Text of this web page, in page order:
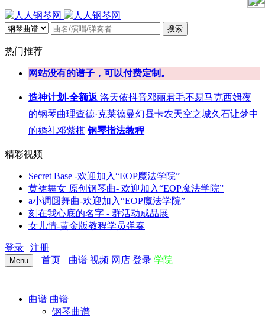
搜索
热门推荐
网站没有的谱子，可以付费定制。
造神计划-全额返 洛天依抖音邓丽君毛不易马克西姆夜
的钢琴曲理查德·克莱德曼幻昼卡农天空之城久石让梦中
的婚礼邓紫棋 钢琴指法教程
精彩视频
Secret Base -欢迎加入“EOP魔法学院”
黄裙舞女 原创钢琴曲- 欢迎加入“EOP魔法学院”
a小调圆舞曲-欢迎加入“EOP魔法学院”
刻在我心底的名字 - 群活动成品展
女儿情-黄金版教程学员弹奏
登录 | 注册
Menu 首页 曲谱 视频 网店 登录 学院
曲谱 曲谱
钢琴曲谱